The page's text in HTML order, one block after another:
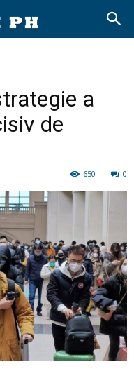
a
de
0
650